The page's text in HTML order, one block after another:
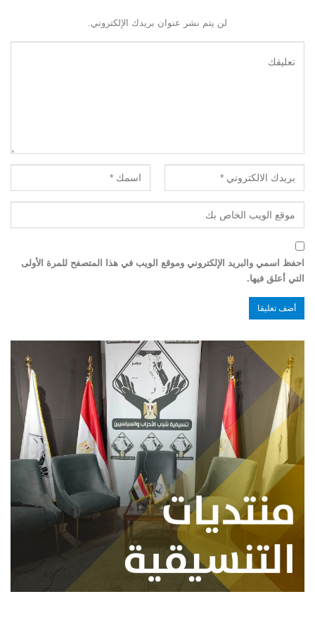
لن يتم نشر عنوان بريدك الإلكتروني.
احفظ اسمي والبريد الإلكتروني وموقع الويب في هذا المتصفح للمرة الأولى
التي أعلق فيها.